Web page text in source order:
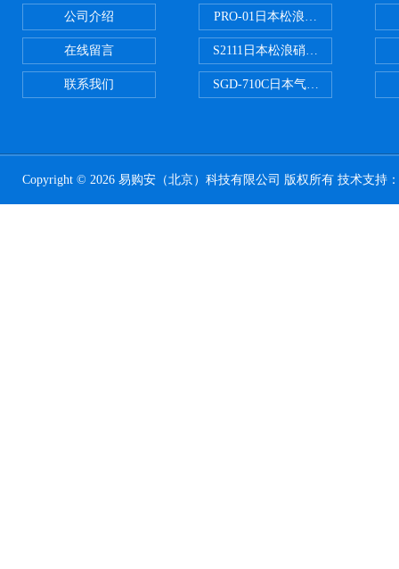
公司介绍
在线留言
联系我们
PRO-01日本松浪硝子玻璃制品载
S2111日本松浪硝子载玻片
SGD-710C日本气体分割器
Copyright © 2026 易购安（北京）科技有限公司 版权所有 技术支持：